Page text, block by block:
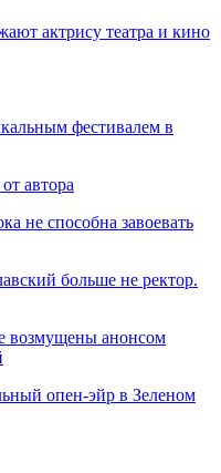
актрису театра и кино
фестивалем в
автора
не способна завоевать
больше не ректор.
возмущены анонсом
опен-эйр в Зеленом